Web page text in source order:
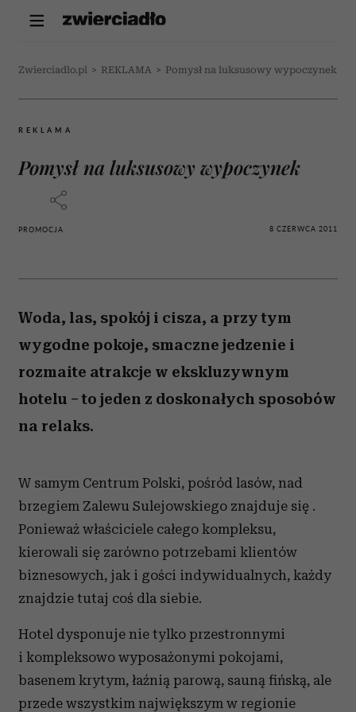
Zwierciadlo.pl > REKLAMA > Pomysł na luksusowy wypoczynek
REKLAMA
Pomysł na luksusowy wypoczynek
PROMOCJA 8 CZERWCA 2011
Woda, las, spokój i cisza, a przy tym
wygodne pokoje, smaczne jedzenie i
rozmaite atrakcje w ekskluzywnym
hotelu – to jeden z doskonałych sposobów
na relaks.
W samym Centrum Polski, pośród lasów, nad
brzegiem Zalewu Sulejowskiego znajduje się .
Ponieważ właściciele całego kompleksu,
kierowali się zarówno potrzebami klientów
biznesowych, jak i gości indywidualnych, każdy
znajdzie tutaj coś dla siebie.
Hotel dysponuje nie tylko przestronnymi
i kompleksowo wyposażonymi pokojami,
basenem krytym, łaźnią parową, sauną fińską, ale
przede wszystkim największym w regionie